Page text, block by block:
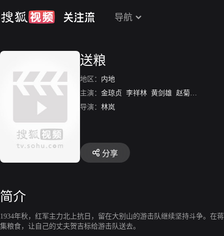
导航
送粮
地区： 内地
主演： 金琼贞 李祥林 黄剑雄 赵菊元
导演： 林岚
分享
简介
1934年秋，红军主力北上抗日，留在大别山的游击队继续坚持斗争。在
集粮食，让自己的丈夫贺吉标给游击队送去。